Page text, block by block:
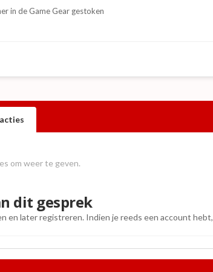
in de Game Gear gestoken
om weer te geven.
dit gesprek
en later registreren. Indien je reeds een account hebt,